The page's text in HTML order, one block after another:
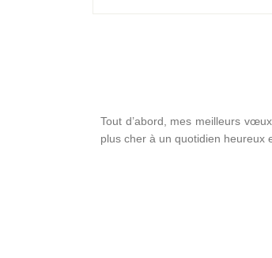
Tout d’abord, mes meilleurs
plus cher à un quotidien heureux